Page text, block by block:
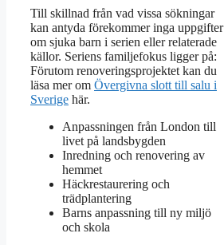
Till skillnad från vad vissa sökningar
kan antyda förekommer inga uppgifter
om sjuka barn i serien eller relaterade
källor. Seriens familjefokus ligger på:
Förutom renoveringsprojektet kan du
läsa mer om Övergivna slott till salu i
Sverige här.
Anpassningen från London till
livet på landsbygden
Inredning och renovering av
hemmet
Häckrestaurering och
trädplantering
Barns anpassning till ny miljö
och skola